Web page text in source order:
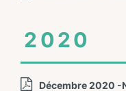
2020
Décembre 2020 -